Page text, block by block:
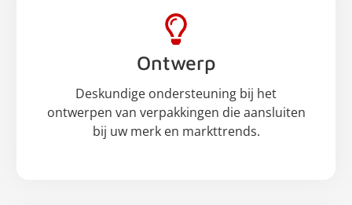
Ontwerp
Deskundige ondersteuning bij het
ontwerpen van verpakkingen die aansluiten
bij uw merk en markttrends.